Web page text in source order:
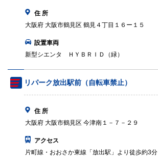
住 所
大阪府 大阪市鶴見区 鶴見４丁目１６ー１５
設置車両
新型シエンタ ＨＹＢＲＩＤ（緑）
リパーク放出駅前（自転車禁止）
住 所
大阪府 大阪市鶴見区 今津南１－７－２９
アクセス
片町線・おおさか東線「放出駅」より徒歩約3分